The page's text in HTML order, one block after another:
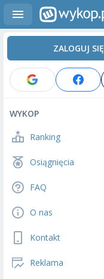
ZALOGUJ SIĘ
WYKOP
Ranking
Osiągnięcia
FAQ
O nas
Kontakt
Reklama